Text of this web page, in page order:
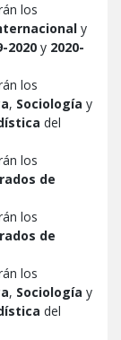
los
y
2020 y 2020-
los
, Sociología y
del
los
de
los
de
los
, Sociología y
del